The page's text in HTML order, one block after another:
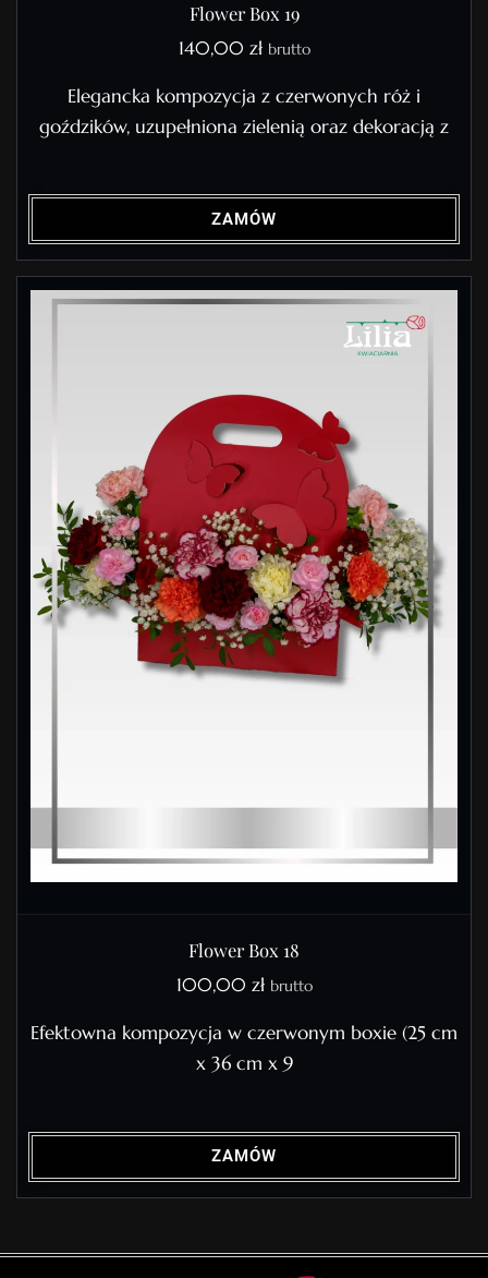
Flower Box 19
140,00 zł brutto
Elegancka kompozycja z czerwonych róż i
goździków, uzupełniona zielenią oraz dekoracją z
ZAMÓW
Flower Box 18
100,00 zł brutto
Efektowna kompozycja w czerwonym boxie (25 cm
x 36 cm x 9
ZAMÓW